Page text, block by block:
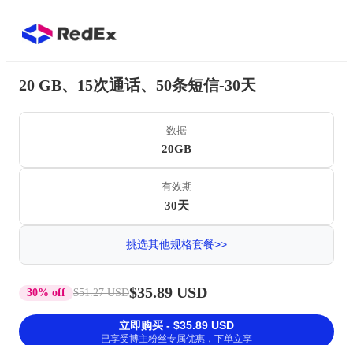
20 GB、15次通话、50条短信-30天
数据
20GB
有效期
30天
挑选其他规格套餐>>
30% off $51.27 USD$35.89 USD
立即购买 - $35.89 USD
已享受博主粉丝专属优惠，下单立享